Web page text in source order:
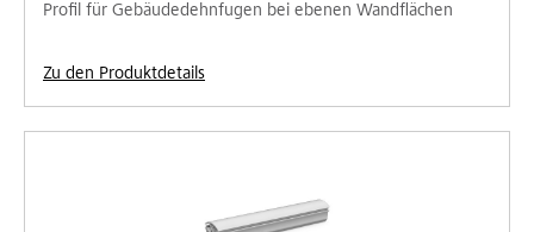
Profil für Gebäudedehnfugen bei ebenen Wandflächen
Zu den Produktdetails